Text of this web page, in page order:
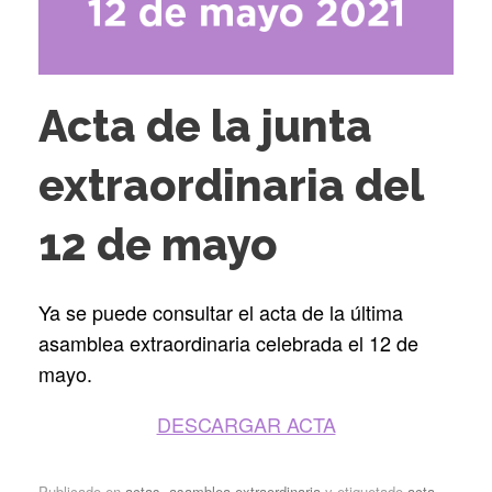
Acta de la junta
extraordinaria del
12 de mayo
Ya se puede consultar el acta de la última
asamblea extraordinaria celebrada el 12 de
mayo.
DESCARGAR ACTA